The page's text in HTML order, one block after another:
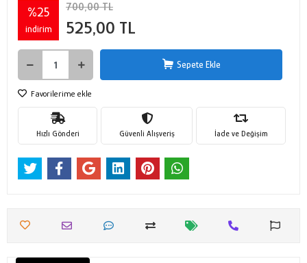
%25
indirim
700,00 TL
525,00 TL
Sepete Ekle
Favorilerime ekle
Hızlı Gönderi Güvenli Alışveriş İade ve Değişim